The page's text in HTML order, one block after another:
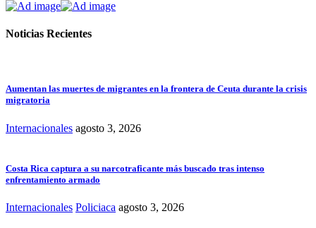
Noticias Recientes
Aumentan las muertes de migrantes en la frontera de Ceuta durante la crisis
migratoria
Internacionales agosto 3, 2026
Costa Rica captura a su narcotraficante más buscado tras intenso
enfrentamiento armado
Internacionales Policiaca agosto 3, 2026